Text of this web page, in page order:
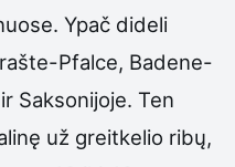
Ypač dideli
Pfalce, Badene-
Saksonijoje. Ten
už greitkelio ribų,